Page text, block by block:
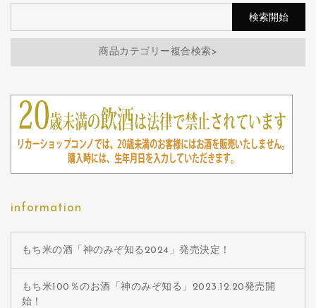
商品カテゴリー複合検索>
information
もち米の酒「神のみぞ知る2024」発売決定！
もち米100％のお酒「神のみぞ知る」2023.12.20発売開
始！